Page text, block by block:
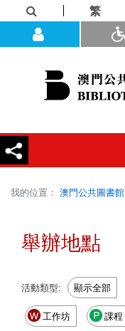
繁
我的位置： 澳門公共圖書館
舉辦地點
活動類型: 顯示全部
工作坊 課程